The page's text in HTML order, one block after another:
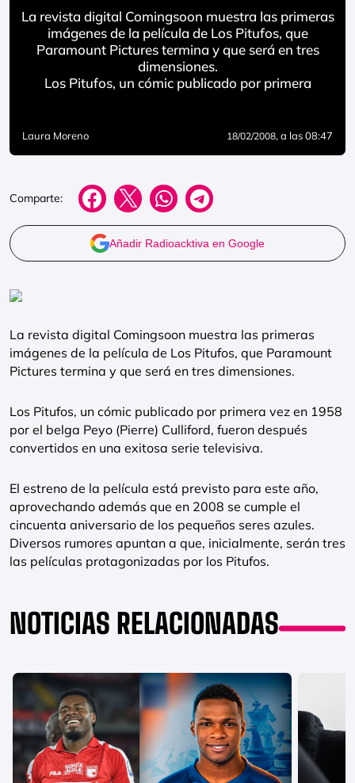
La revista digital Comingsoon muestra las primeras
imágenes de la película de Los Pitufos, que
Paramount Pictures termina y que será en tres
dimensiones.
Los Pitufos, un cómic publicado por primera
Laura Moreno 18/02/2008, a las 08:47
Comparte:
Añadir Radioacktiva en Google
La revista digital Comingsoon muestra las primeras
imágenes de la película de Los Pitufos, que Paramount
Pictures termina y que será en tres dimensiones.
Los Pitufos, un cómic publicado por primera vez en 1958
por el belga Peyo (Pierre) Culliford, fueron después
convertidos en una exitosa serie televisiva.
El estreno de la película está previsto para este año,
aprovechando además que en 2008 se cumple el
cincuenta aniversario de los pequeños seres azules.
Diversos rumores apuntan a que, inicialmente, serán tres
las películas protagonizadas por los Pitufos.
NOTICIAS RELACIONADAS